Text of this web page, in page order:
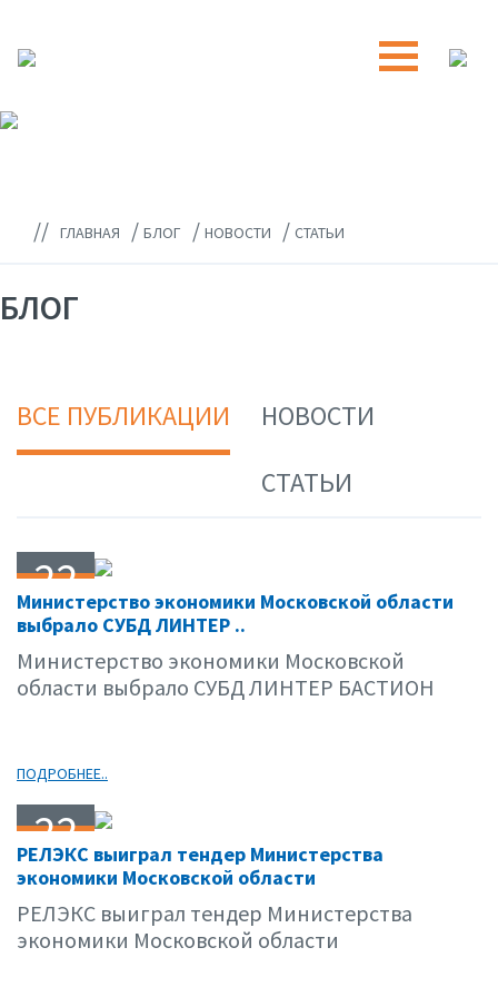
// ГЛАВНАЯ / БЛОГ / НОВОСТИ / СТАТЬИ
БЛОГ
ВСЕ ПУБЛИКАЦИИ
НОВОСТИ
СТАТЬИ
22
04.11
Министерство экономики Московской области
выбрало СУБД ЛИНТЕР ..
Министерство экономики Московской
области выбрало СУБД ЛИНТЕР БАСТИОН
ПОДРОБНЕЕ..
22
04.11
РЕЛЭКС выиграл тендер Министерства
экономики Московской области
РЕЛЭКС выиграл тендер Министерства
экономики Московской области